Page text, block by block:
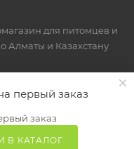
для питомцев и
Алматы и Казахстану
первый заказ
заказ
В КАТАЛОГ